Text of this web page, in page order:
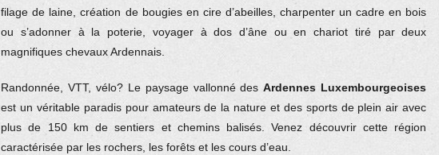
filage de laine, création de bougies en cire d’abeilles, charpenter un cadre en bois
ou s’adonner à la poterie, voyager à dos d’âne ou en chariot tiré par deux
magnifiques chevaux Ardennais.
Randonnée, VTT, vélo? Le paysage vallonné desArdennes Luxembourgeoises
est un véritable paradis pour amateurs de la nature et des sports de plein air avec
plus de 150 km de sentiers et chemins balisés. Venez découvrir cette région
caractérisée par les rochers, les forêts et les cours d’eau.